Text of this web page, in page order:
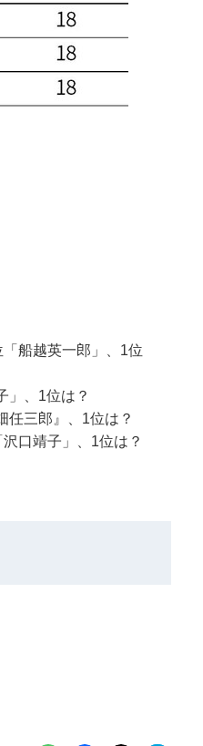
「船越英一郎」、1位
」、1位は？
任三郎』、1位は？
口靖子」、1位は？